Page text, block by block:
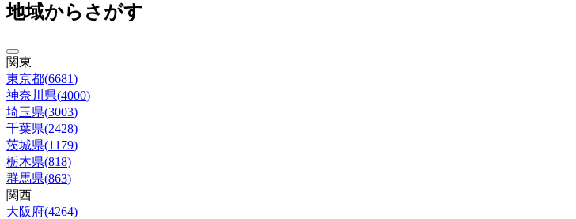
地域からさがす
関東
東京都(6681)
神奈川県(4000)
埼玉県(3003)
千葉県(2428)
茨城県(1179)
栃木県(818)
群馬県(863)
関西
大阪府(4264)